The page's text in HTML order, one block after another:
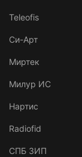
Teleofis
Си-Арт
Миртек
Милур ИС
Нартис
Radiofid
СПБ ЗИП